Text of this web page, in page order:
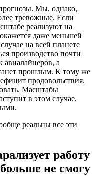
Мы, однако,
тревожные. Если
реализуют на
даже меньшей
на всей планете
производство почти
авиалайнеров, а
прошлым. К тому же
продовольствия.
Масштабы
в этом случае,
реальны все эти
работу
не смогу